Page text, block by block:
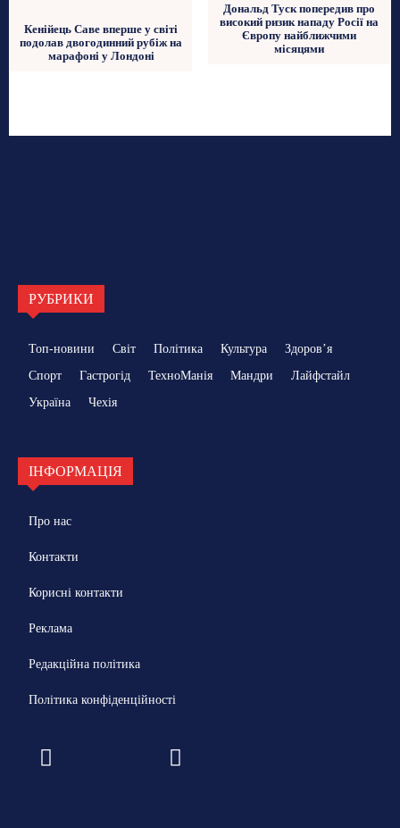
Кенійець Саве вперше у світі
подолав двогодинний рубіж на
марафоні у Лондоні
Дональд Туск попередив про
високий ризик нападу Росії на
Європу найближчими
місяцями
РУБРИКИ
Топ-новини Світ Політика Культура
Здоровʼя
Спорт
Гастрогід ТехноМанія Мандри
Лайфстайл
Україна
Чехія
ІНФОРМАЦІЯ
Про нас
Контакти
Корисні контакти
Реклама
Редакційна політика
Політика конфіденційності